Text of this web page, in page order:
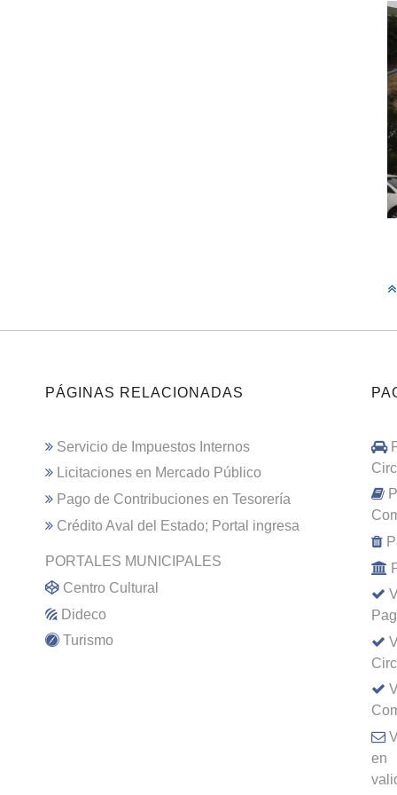
PÁGINAS RELACIONADAS
Servicio de Impuestos Internos
Licitaciones en Mercado Público
Pago de Contribuciones en Tesorería
Crédito Aval del Estado; Portal ingresa
PORTALES MUNICIPALES
Centro Cultural
Dideco
Turismo
en